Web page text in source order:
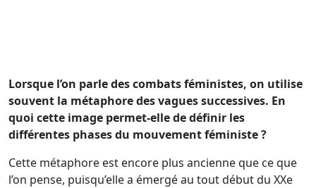
Lorsque l’on parle des combats féministes, on utilise
souvent la métaphore des vagues successives. En
quoi cette image permet-elle de définir les
différentes phases du mouvement féministe ?
Cette métaphore est encore plus ancienne que ce que
l’on pense, puisqu’elle a émergé au tout début du XXe